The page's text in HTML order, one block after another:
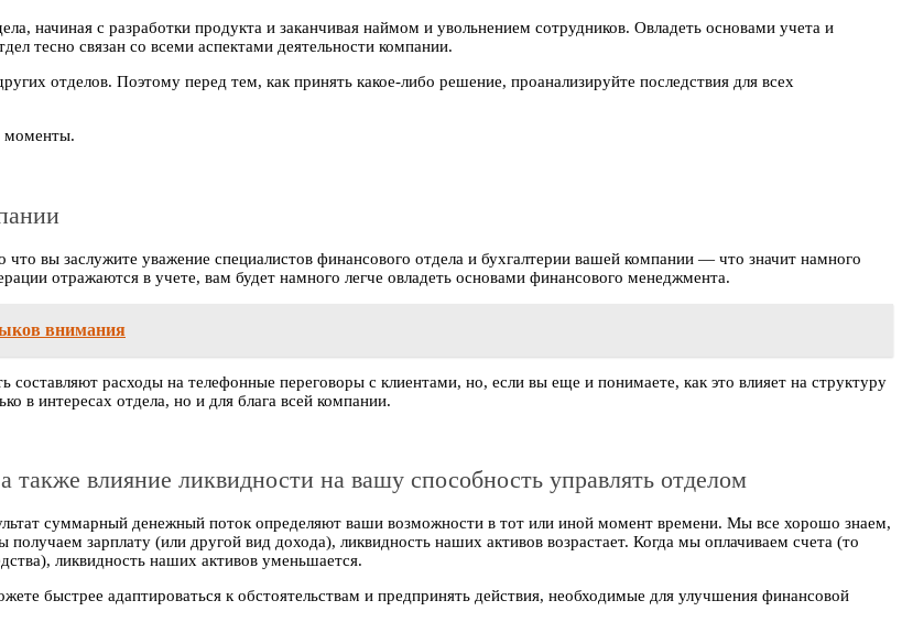
начиная с разработки продукта и заканчивая наймом и увольнением сотрудников. Овладеть основами учета и
тесно связан со всеми аспектами деятельности компании.
отделов. Поэтому перед тем, как принять какое-либо решение, проанализируйте последствия для всех
моменты.
вы заслужите уважение специалистов финансового отдела и бухгалтерии вашей компании — что значит намного
отражаются в учете, вам будет намного легче овладеть основами финансового менеджмента.
внимания
расходы на телефонные переговоры с клиентами, но, если вы еще и понимаете, как это влияет на структуру
в интересах отдела, но и для блага всей компании.
влияние ликвидности на вашу способность управлять отделом
суммарный денежный поток определяют ваши возможности в тот или иной момент времени. Мы все хорошо знаем,
зарплату (или другой вид дохода), ликвидность наших активов возрастает. Когда мы оплачиваем счета (то
ликвидность наших активов уменьшается.
быстрее адаптироваться к обстоятельствам и предпринять действия, необходимые для улучшения финансовой